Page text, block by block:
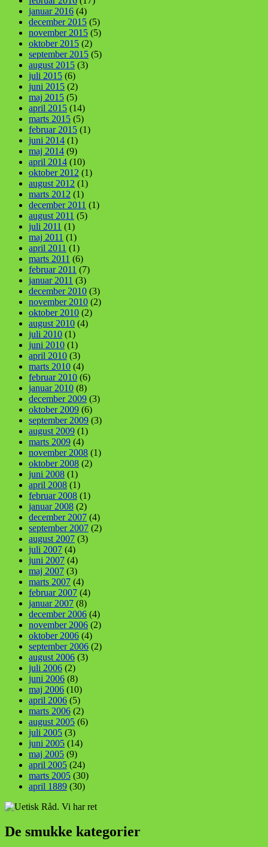
januar 2016 (4)
december 2015 (5)
november 2015 (5)
oktober 2015 (2)
september 2015 (5)
august 2015 (3)
juli 2015 (6)
juni 2015 (2)
maj 2015 (5)
april 2015 (14)
marts 2015 (5)
februar 2015 (1)
juni 2014 (1)
maj 2014 (9)
april 2014 (10)
oktober 2012 (1)
august 2012 (1)
marts 2012 (1)
december 2011 (1)
august 2011 (5)
juli 2011 (1)
maj 2011 (1)
april 2011 (1)
marts 2011 (6)
februar 2011 (7)
januar 2011 (3)
december 2010 (3)
november 2010 (2)
oktober 2010 (2)
august 2010 (4)
juli 2010 (1)
juni 2010 (1)
april 2010 (3)
marts 2010 (4)
februar 2010 (6)
januar 2010 (8)
december 2009 (3)
oktober 2009 (6)
september 2009 (3)
august 2009 (1)
marts 2009 (4)
november 2008 (1)
oktober 2008 (2)
juni 2008 (1)
april 2008 (1)
februar 2008 (1)
januar 2008 (2)
december 2007 (4)
september 2007 (2)
august 2007 (3)
juli 2007 (4)
juni 2007 (4)
maj 2007 (3)
marts 2007 (4)
februar 2007 (4)
januar 2007 (8)
december 2006 (4)
november 2006 (2)
oktober 2006 (4)
september 2006 (2)
august 2006 (3)
juli 2006 (2)
juni 2006 (8)
maj 2006 (10)
april 2006 (5)
marts 2006 (2)
august 2005 (6)
juli 2005 (3)
juni 2005 (14)
maj 2005 (9)
april 2005 (24)
marts 2005 (30)
april 1889 (30)
De smukke kategorier